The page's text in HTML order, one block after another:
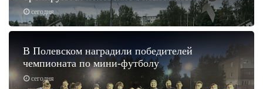
сегодня
сегодня
В Полевском наградили победителей
чемпионата по мини-футболу